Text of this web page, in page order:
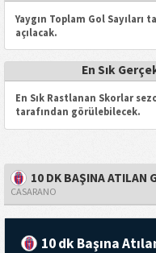
Yaygın Toplam Gol
açılacak.
En Sık
En Sık Rastlanan Skorlar
tarafından görülebilecek.
10 DK BAŞINA ATILAN
CASARANO
10 dk Başına